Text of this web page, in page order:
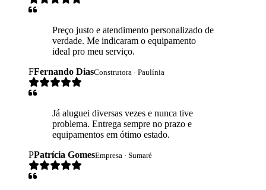
Preço justo e atendimento personalizado de
verdade. Me indicaram o equipamento
ideal pro meu serviço.
FFernando DiasConstrutora · Paulínia
Já aluguei diversas vezes e nunca tive
problema. Entrega sempre no prazo e
equipamentos em ótimo estado.
PPatrícia GomesEmpresa · Sumaré